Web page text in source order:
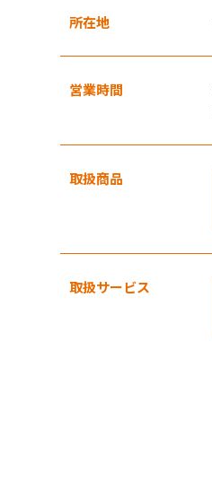
所在地
営業時間
取扱商品
取扱サービス